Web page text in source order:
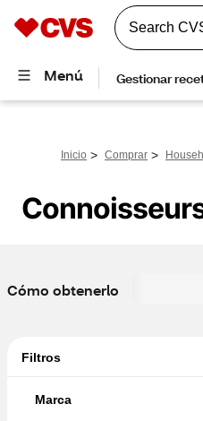
Inicio > Comprar >
Cómo obtenerlo
Filtros
Marca